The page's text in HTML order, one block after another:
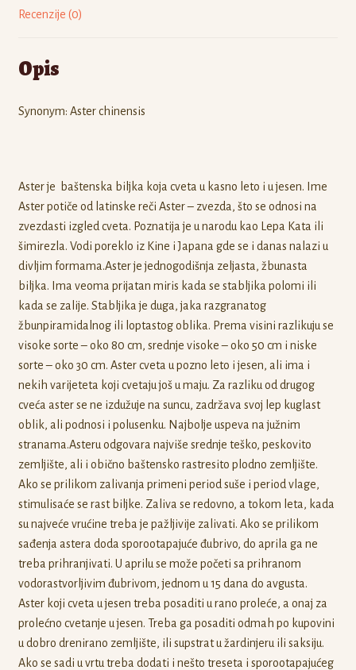
Recenzije (0)
Opis
Synonym: Aster chinensis
Aster je baštenska biljka koja cveta u kasno leto i u jesen. Ime
Aster potiče od latinske reči Aster – zvezda, što se odnosi na
zvezdasti izgled cveta. Poznatija je u narodu kao Lepa Kata ili
šimirezla. Vodi poreklo iz Kine i Japana gde se i danas nalazi u
divljim formama.Aster je jednogodišnja zeljasta, žbunasta
biljka. Ima veoma prijatan miris kada se stabljika polomi ili
kada se zalije. Stabljika je duga, jaka razgranatog
žbunpiramidalnog ili loptastog oblika. Prema visini razlikuju se
visoke sorte – oko 80 cm, srednje visoke – oko 50 cm i niske
sorte – oko 30 cm. Aster cveta u pozno leto i jesen, ali ima i
nekih varijeteta koji cvetaju još u maju. Za razliku od drugog
cveća aster se ne izdužuje na suncu, zadržava svoj lep kuglast
oblik, ali podnosi i polusenku. Najbolje uspeva na južnim
stranama.Asteru odgovara najviše srednje teško, peskovito
zemljište, ali i obično baštensko rastresito plodno zemljište.
Ako se prilikom zalivanja primeni period suše i period vlage,
stimulisaće se rast biljke. Zaliva se redovno, a tokom leta, kada
su najveće vrućine treba je pažljivije zalivati. Ako se prilikom
sađenja astera doda sporootapajuće đubrivo, do aprila ga ne
treba prihranjivati. U aprilu se može početi sa prihranom
vodorastvorljivim đubrivom, jednom u 15 dana do avgusta.
Aster koji cveta u jesen treba posaditi u rano proleće, a onaj za
prolećno cvetanje u jesen. Treba ga posaditi odmah po kupovini
u dobro drenirano zemljište, ili supstrat u žardinjeru ili saksiju.
Ako se sadi u vrtu treba dodati i nešto treseta i sporootapajućeg